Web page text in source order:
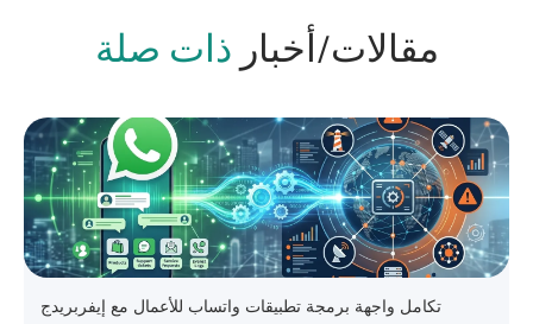
مقالات/أخبار ذات صلة
تكامل واجهة برمجة تطبيقات واتساب للأعمال مع إيفربريدج